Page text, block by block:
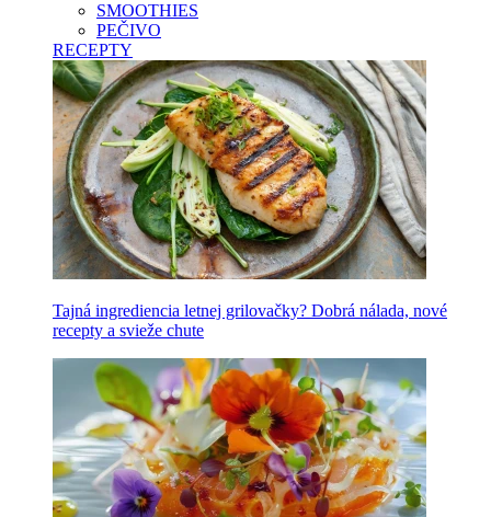
SMOOTHIES
PEČIVO
RECEPTY
Tajná ingrediencia letnej grilovačky? Dobrá nálada, nové
recepty a svieže chute